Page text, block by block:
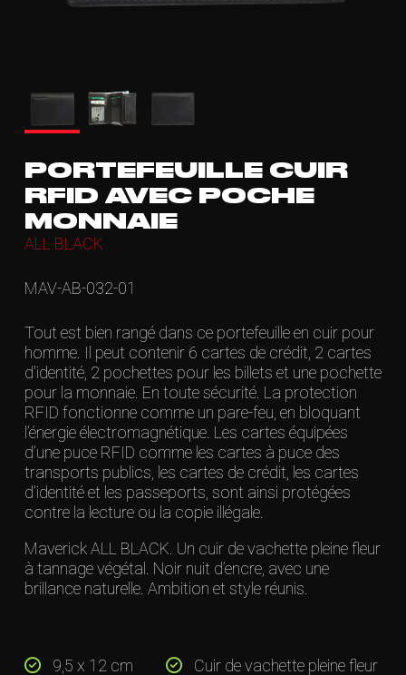
PORTEFEUILLE CUIR
RFID AVEC POCHE
MONNAIE
ALL BLACK
MAV-AB-032-01
Tout est bien rangé dans ce portefeuille en cuir pour
homme. Il peut contenir 6 cartes de crédit, 2 cartes
d'identité, 2 pochettes pour les billets et une pochette
pour la monnaie. En toute sécurité. La protection
RFID fonctionne comme un pare-feu, en bloquant
l’énergie électromagnétique. Les cartes équipées
d’une puce RFID comme les cartes à puce des
transports publics, les cartes de crédit, les cartes
d’identité et les passeports, sont ainsi protégées
contre la lecture ou la copie illégale.
Maverick ALL BLACK. Un cuir de vachette pleine fleur
à tannage végétal. Noir nuit d’encre, avec une
brillance naturelle. Ambition et style réunis.
9,5 x 12 cm
Cuir de vachette pleine fleur